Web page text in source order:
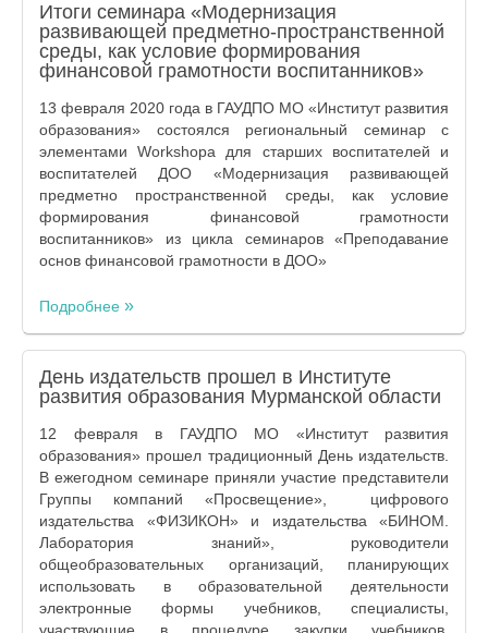
Итоги семинара «Модернизация
развивающей предметно-пространственной
среды, как условие формирования
финансовой грамотности воспитанников»
13 февраля 2020 года в ГАУДПО МО «Институт развития
образования» состоялся региональный семинар с
элементами Workshopа для старших воспитателей и
воспитателей ДОО «Модернизация развивающей
предметно пространственной среды, как условие
формирования финансовой грамотности
воспитанников» из цикла семинаров «Преподавание
основ финансовой грамотности в ДОО»
Подробнее
День издательств прошел в Институте
развития образования Мурманской области
12 февраля в ГАУДПО МО «Институт развития
образования» прошел традиционный День издательств.
В ежегодном семинаре приняли участие представители
Группы компаний «Просвещение», цифрового
издательства «ФИЗИКОН» и издательства «БИНОМ.
Лаборатория знаний», руководители
общеобразовательных организаций, планирующих
использовать в образовательной деятельности
электронные формы учебников, специалисты,